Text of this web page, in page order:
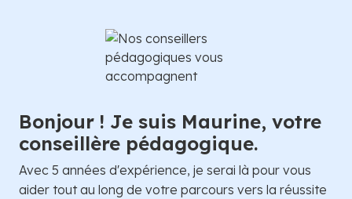
pour les enfants que pour les parents. Entre
l’organisation du travail, la gestion du temps et
la pression scolaire, la charge mentale liée aux
famille.
Bonjour ! Je suis Maurine, votre
conseillère pédagogique.
Avec 5 années d'expérience, je serai là pour vous
aider tout au long de votre parcours vers la réussite